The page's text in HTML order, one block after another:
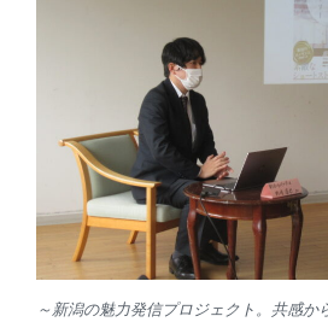
～新潟の魅力発信プロジェクト。共感か